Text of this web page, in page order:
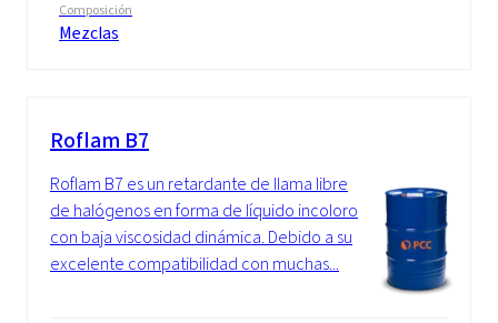
Composición
Mezclas
Roflam B7
Roflam B7 es un retardante de llama libre
de halógenos en forma de líquido incoloro
con baja viscosidad dinámica. Debido a su
excelente compatibilidad con muchas...